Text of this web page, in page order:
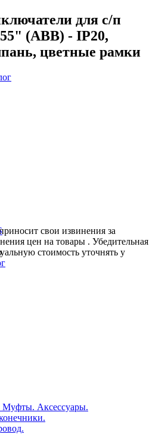
для с/п
(ABB) - IP20,
цветные рамки
свои извинения за
цен на товары . Убедительная
стоимость уточнять у
Муфты. Аксессуары.